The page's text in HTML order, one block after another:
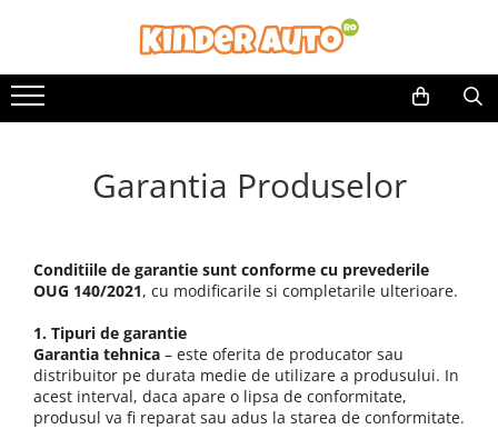
Toate Produsele
Produse in stoc
Motociclete electrice
Vehicule speciale copii
Motociclete Drift-Trike
Masinute electrice Mercedes
Masinute electrice tip SUV
Piese & Accesorii
Jucarii RC cu telecomanda
Garantia Produselor
Conditiile de garantie sunt conforme cu prevederile
OUG 140/2021, cu modificarile si completarile ulterioare.
1. Tipuri de garantie
Garantia tehnica – este oferita de producator sau
distribuitor pe durata medie de utilizare a produsului. In
acest interval, daca apare o lipsa de conformitate,
produsul va fi reparat sau adus la starea de conformitate.